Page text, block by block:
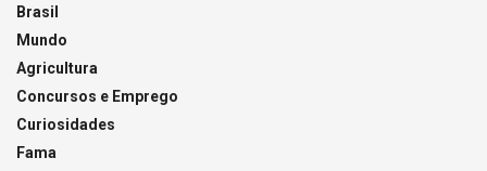
Brasil
Mundo
Agricultura
Concursos e Emprego
Curiosidades
Fama